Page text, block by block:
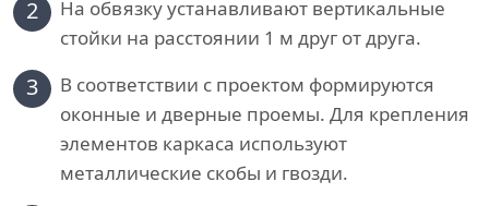
2
На обвязку устанавливают вертикальные
стойки на расстоянии 1 м друг от друга.
3
В соответствии с проектом формируются
оконные и дверные проемы. Для крепления
элементов каркаса используют
металлические скобы и гвозди.